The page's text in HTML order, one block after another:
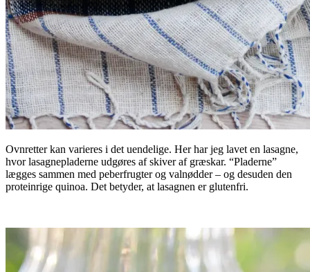
Ovnretter kan varieres i det uendelige. Her har jeg lavet en lasagne,
hvor lasagnepladerne udgøres af skiver af græskar. “Pladerne”
lægges sammen med peberfrugter og valnødder – og desuden den
proteinrige quinoa. Det betyder, at lasagnen er glutenfri.